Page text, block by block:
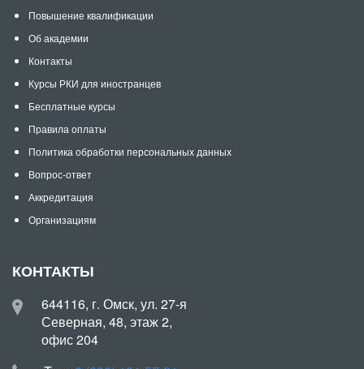
Повышение квалификации
Об академии
Контакты
Курсы РКИ для иностранцев
Бесплатные курсы
Правила оплаты
Политика обработки персональных данных
Вопрос-ответ
Аккредитация
Организациям
КОНТАКТЫ
644116, г. Омск, ул. 27-я
Северная, 48, этаж 2,
офис 204